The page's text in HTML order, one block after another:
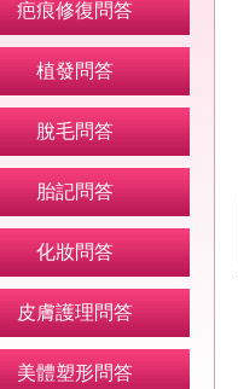
疤痕修復問答
植發問答
脫毛問答
胎記問答
化妝問答
皮膚護理問答
美體塑形問答